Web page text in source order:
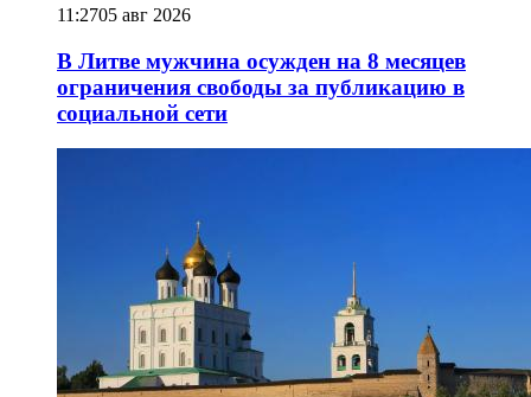
11:2705 авг 2026
В Литве мужчина осужден на 8 месяцев
ограничения свободы за публикацию в
социальной сети